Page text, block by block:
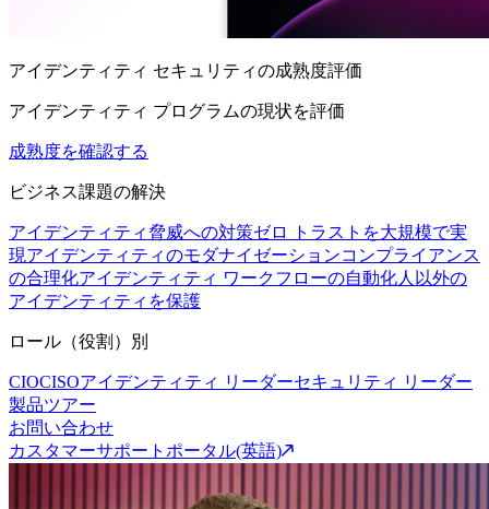
アイデンティティ セキュリティの成熟度評価
アイデンティティ プログラムの現状を評価
成熟度を確認する
ビジネス課題の解決
アイデンティティ脅威への対策ゼロ トラストを大規模で実
現アイデンティティのモダナイゼーションコンプライアンス
の合理化アイデンティティ ワークフローの自動化人以外の
アイデンティティを保護
ロール（役割）別
CIOCISOアイデンティティ リーダーセキュリティ リーダー
製品ツアー
お問い合わせ
カスタマーサポートポータル(英語)